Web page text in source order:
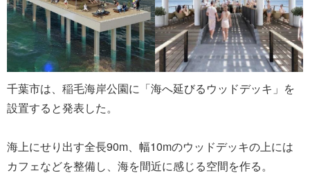
千葉市は、稲毛海岸公園に「海へ延びるウッドデッキ」を
設置すると発表した。
海上にせり出す全長90m、幅10mのウッドデッキの上には
カフェなどを整備し、海を間近に感じる空間を作る。